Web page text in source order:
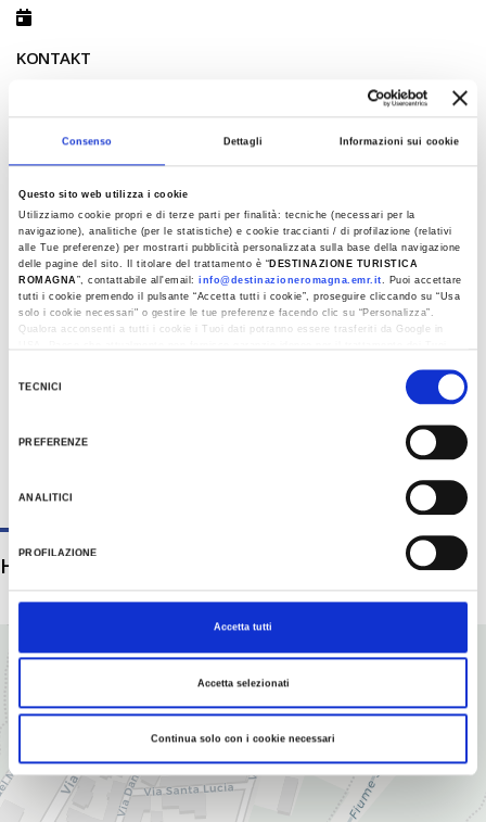
Consenso Dettagli Informazioni sui cookie
Questo sito web utilizza i cookie
Utilizziamo cookie propri e di terze parti per finalità: tecniche (necessari per la
navigazione), analitiche (per le statistiche) e cookie traccianti / di profilazione (relativi
alle Tue preferenze) per mostrarti pubblicità personalizzata sulla base della navigazione
delle pagine del sito. Il titolare del trattamento è “ DESTINAZIONE TURISTICA
ROMAGNA”, contattabile all'email:info@destinazioneromagna.emr.it. Puoi accettare
tutti i cookie premendo il pulsante “Accetta tutti i cookie”, proseguire cliccando su “Usa
solo i cookie necessari" o gestire le tue preferenze facendo clic su “Personalizza”.
Qualora acconsenti a tutti i cookie i Tuoi dati potranno essere trasferiti da Google in
TECNICI
PREFERENZE
ANALITICI
PROFILAZIONE
Accetta tutti
Accetta selezionati
Continua solo con i cookie necessari
KONTAKT
ilsentierodeglignomi@gmail.com
KALENDER
Juni 2026
M D M D F S
S
1
2 3 4 5 6
7
8
9 10 11 12 13
14
22
HOW TO GET